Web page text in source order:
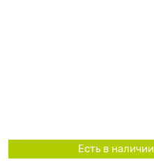
Есть в наличии